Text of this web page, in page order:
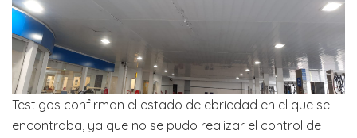
Testigos confirman el estado de ebriedad en el que se
encontraba, ya que no se pudo realizar el control de